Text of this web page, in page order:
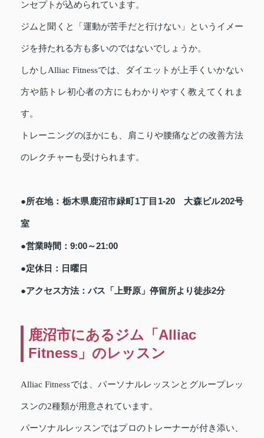
ンセプトが込められています。
ジムと聞くと「運動が苦手だと行けない」というイメー
ジを持たれる方も多いのではないでしょうか。
しかしAlliac Fitnessでは、ダイエットが上手くいかない
方や筋トレ初心者の方にもわかりやすく教えてくれま
す。
トレーニングのほかにも、肩こりや腰痛などの改善方法
のレクチャーも受けられます。
●所在地：栃木県鹿沼市緑町1丁目1‐20 大森ビル202号
室
●営業時間：9:00～21:00
●定休日：日曜日
●アクセス方法：バス「上野原」停留所より徒歩2分
鹿沼市にあるジム「Alliac
Fitness」のレッスン
Alliac Fitnessでは、パーソナルレッスンとグループレッ
スンの2種類が用意されています。
パーソナルレッスンではプロのトレーナーが付き添い、